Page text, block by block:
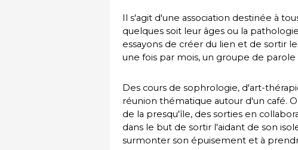
Il s'agit d'une association destinée à
quelques soit leur âges ou la
essayons de créer du lien et de sortir
une fois par mois, un groupe de
Des cours de sophrologie, d'art-
réunion thématique autour d'un café.
de la presqu'île, des sorties en
dans le but de sortir l'aidant de son
surmonter son épuisement et à